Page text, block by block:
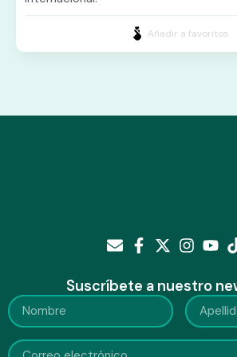
Añadir a favoritos
Suscríbete a nuestro